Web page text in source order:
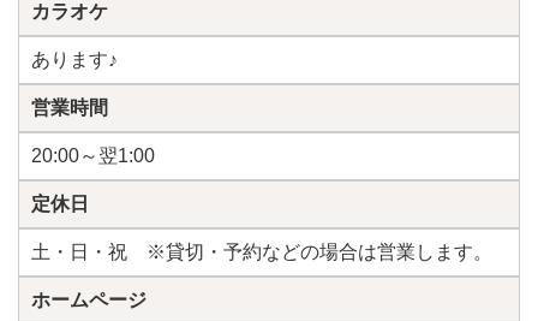
カラオケ
あります♪
営業時間
20:00～翌1:00
定休日
土・日・祝 ※貸切・予約などの場合は営業します。
ホームページ